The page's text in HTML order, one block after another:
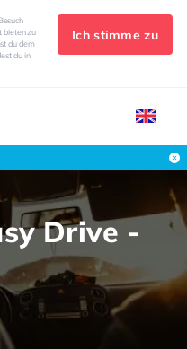
bieten zu
du dem
du in
Ich stimme zu
Drive -